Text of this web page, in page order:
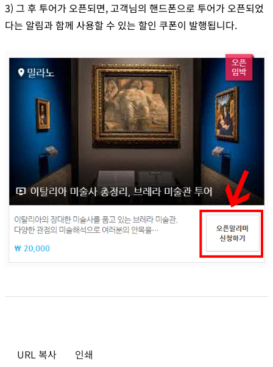
3) 그 후 투어가 오픈되면, 고객님의 핸드폰으로 투어가 오픈되었
다는 알림과 함께 사용할 수 있는 할인 쿠폰이 발행됩니다.
URL 복사 인쇄